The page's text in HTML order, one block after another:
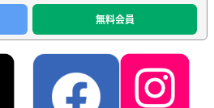
無料会員